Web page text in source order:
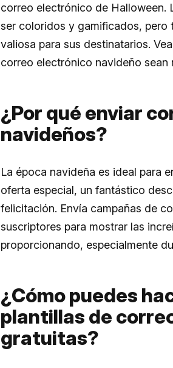
correo electrónico de Halloween.
ser coloridos y gamificados, pero
valiosa para sus destinatarios.
correo electrónico navideño sean
¿Por qué enviar
navideños?
La época navideña es ideal para
oferta especial, un fantástico
felicitación. Envía campañas de
suscriptores para mostrar las
proporcionando, especialmente
¿Cómo puedes
plantillas de
gratuitas?